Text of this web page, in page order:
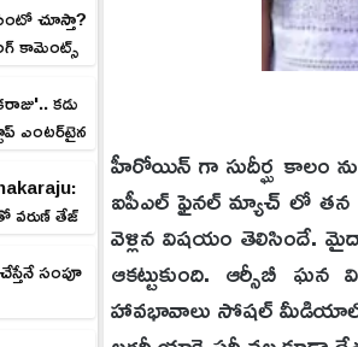
చూస్తా?
కామెంట్స్
కడు
ఎంటర్‌టైన
తేజ్
సంపూ
హీరోయిన్ గా సుదీర్ఘ కాలం
ఐపీఎల్ ఫైనల్ మ్యాచ్ లో తన
వెళ్లిన విషయం తెలిసిందే.
ఆకట్టుకుంది. ఆర్సీబీ
హావభావాలు సోషల్ మీడియాలో